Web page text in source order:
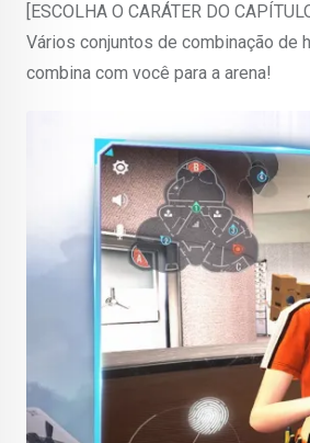
[ESCOLHA O CARÁTER DO
Vários conjuntos de combinação de
combina com você para a arena!